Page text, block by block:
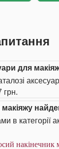
для
грн.
макіяжу
в категорії